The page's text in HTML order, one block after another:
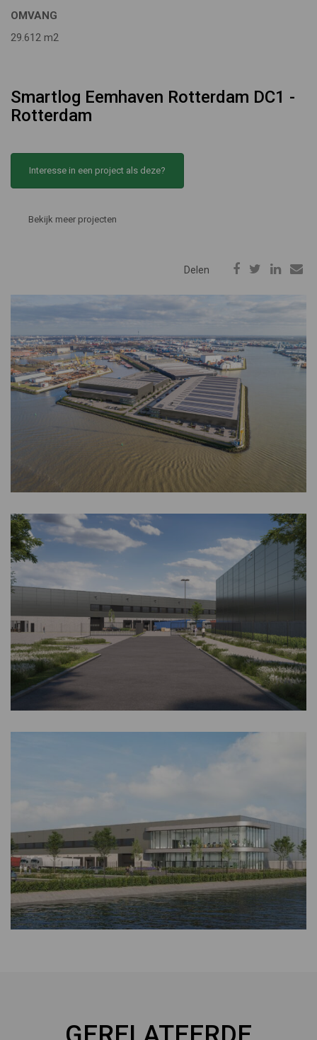
OMVANG
29.612 m2
Smartlog Eemhaven Rotterdam DC1 -
Rotterdam
Interesse in een project als deze?
Bekijk meer projecten
Delen